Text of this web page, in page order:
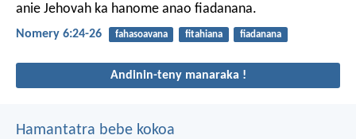
anie Jehovah ka hanome anao fiadanana.
Nomery 6:24-26 fahasoavana fitahiana fiadanana
Andinin-teny manaraka !
Hamantatra bebe kokoa